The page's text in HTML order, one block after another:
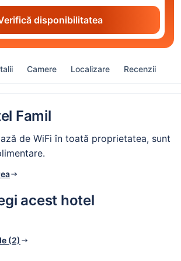
disponibilitatea
Camere Localizare Recenzii
Famil
de WiFi în toată proprietatea, sunt
acest hotel
(2)